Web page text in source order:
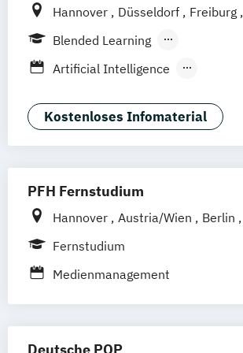
Hannover Düsseldorf Freiburg
Stuttgart
Berlin
Blended Learning
Berufsbegleitendes
Artificial Intelligence
Medien- und
Kostenloses Infomaterial
PFH Fernstudium
Hannover Austria/Wien Berlin
Bremen
Göttingen Hamburg
Kaiserslautern/Kusel Kiel
Ludwigshafen/Diez München
Fernstudium
Medienmanagement